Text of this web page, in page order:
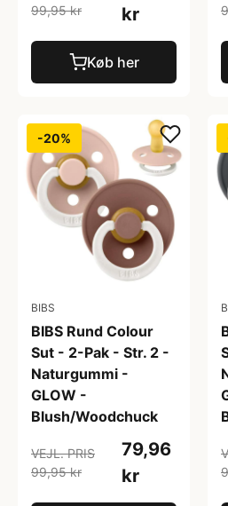
99,95 kr kr
Køb her
-20%
BIBS
BIBS Rund Colour
Sut - 2-Pak - Str. 2 -
Naturgummi -
GLOW -
Blush/Woodchuck
VEJL. PRIS
99,95 kr
79,96
kr